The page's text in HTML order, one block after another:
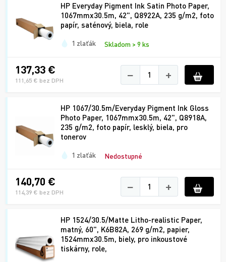
HP Everyday Pigment Ink Satin Photo Paper,
1067mmx30.5m, 42", Q8922A, 235 g/m2, foto
papír, saténový, biela, role
1 zlaťák Skladom > 9 ks
137,33 €
111,65 € bez DPH − +
HP 1067/30.5m/Everyday Pigment Ink Gloss
Photo Paper, 1067mmx30.5m, 42", Q8918A,
235 g/m2, foto papír, lesklý, biela, pro
tonerov
1 zlaťák Nedostupné
140,70 €
114,39 € bez DPH − +
HP 1524/30.5/Matte Litho-realistic Paper,
matný, 60", K6B82A, 269 g/m2, papier,
1524mmx30.5m, biely, pro inkoustové
tiskárny, role,